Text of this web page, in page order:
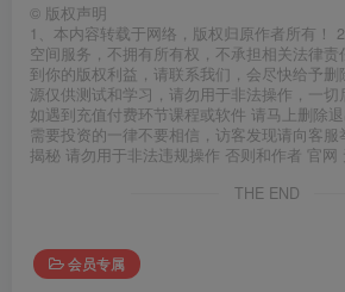
© 版权声明
1、本内容转载于网络，版权归原作者所有！
空间服务，不拥有所有权，不承担相关法律
到你的版权利益，请联系我们，会尽快给予
源仅供测试和学习，请勿用于非法操作，一切
如遇到充值付费环节课程或软件 请马上删除
需要投资的一律不要相信，访客发现请向客服
揭秘 请勿用于非法违规操作 否则和作者 官网
THE END
会员专属